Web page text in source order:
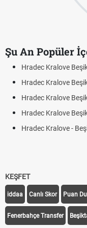
Şu An Popüler
Hradec Kralove
Hradec Kralove
Hradec Kralove
Hradec Kralove
Hradec Kralove -
KEŞFET
iddaa Canlı Skor Puan
Fenerbahçe Transfer